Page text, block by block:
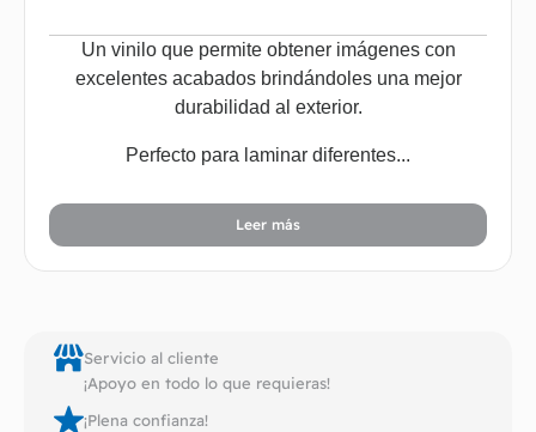
Un vinilo que permite obtener imágenes con
excelentes acabados brindándoles una mejor
durabilidad al exterior.
Perfecto para laminar diferentes...
Leer más
Servicio al cliente
¡Apoyo en todo lo que requieras!
¡Plena confianza!